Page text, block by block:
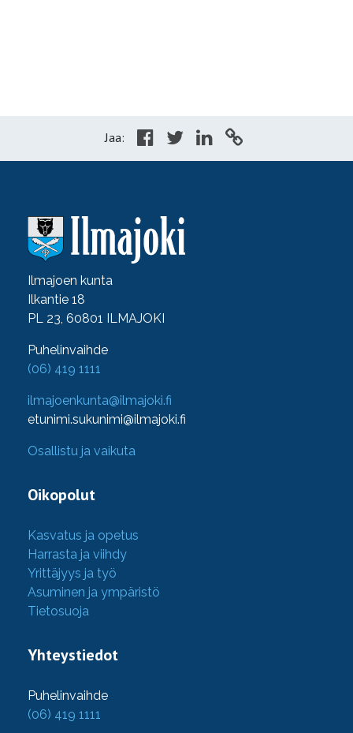
Jaa:
Ilmajoen kunta
Ilkantie 18
PL 23, 60801 ILMAJOKI
Puhelinvaihde
(06) 419 1111
ilmajoenkunta@ilmajoki.fi
etunimi.sukunimi@ilmajoki.fi
Osallistu ja vaikuta
Oikopolut
Kasvatus ja opetus
Harrasta ja viihdy
Yrittäjyys ja työ
Asuminen ja ympäristö
Tietosuoja
Yhteystiedot
Puhelinvaihde
(06) 419 1111